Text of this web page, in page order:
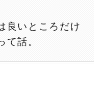
良いところだけ
て話。